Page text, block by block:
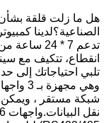
هل ما زلت قلقة بشأن
الصناعية؟لدينا
تدعم 7 * 24
انقطاع، تتكيف مع
تلبي احتياجاتك إلى حد
شبكة مستقر ، ويمكن